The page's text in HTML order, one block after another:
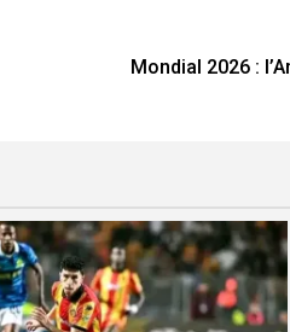
Mondial 2026 :